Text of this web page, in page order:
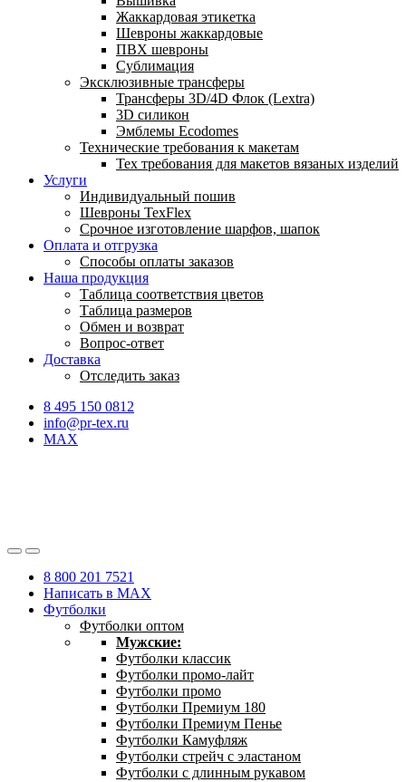
Жаккардовая этикетка
Шевроны жаккардовые
ПВХ шевроны
Сублимация
Эксклюзивные трансферы
Трансферы 3D/4D Флок (Lextra)
3D силикон
Эмблемы Ecodomes
Технические требования к макетам
Тех требования для макетов вязаных изделий
Услуги
Индивидуальный пошив
Шевроны TexFlex
Срочное изготовление шарфов, шапок
Оплата и отгрузка
Способы оплаты заказов
Наша продукция
Таблица соответствия цветов
Таблица размеров
Обмен и возврат
Вопрос-ответ
Доставка
Отследить заказ
8 495 150 0812
info@pr-tex.ru
MAX
8 800 201 7521
Написать в MAX
Футболки
Футболки оптом
Мужские:
Футболки классик
Футболки промо-лайт
Футболки промо
Футболки Премиум 180
Футболки Премиум Пенье
Футболки Камуфляж
Футболки стрейч с эластаном
Футболки с длинным рукавом